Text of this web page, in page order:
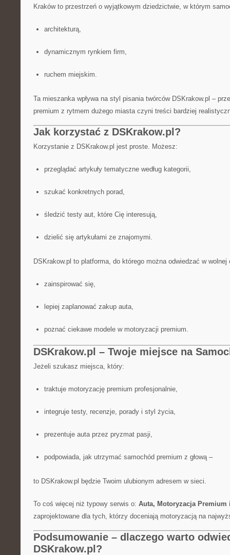
Kraków to przestrzeń o wyjątkowym dziedzictwie, w którym
architekturą,
dynamicznym rynkiem firm,
ruchem miejskim.
Ta mieszanka wpływa na styl pisania twórców DSKrakow.pl –
premium z rytmem dużego miasta czyni treści bardziej
Jak korzystać z DSKrakow.pl?
Korzystanie z DSKrakow.pl jest proste. Możesz:
przeglądać artykuły tematyczne według kategorii,
szukać konkretnych porad,
śledzić testy aut, które Cię interesują,
dzielić się artykułami ze znajomymi.
DSKrakow.pl to platforma, do którego można odwiedzać w wolnej
zainspirować się,
lepiej zaplanować zakup auta,
poznać ciekawe modele w motoryzacji premium.
DSKrakow.pl – Twoje miejsce na
Jeżeli szukasz miejsca, który:
traktuje motoryzację premium profesjonalnie,
integruje testy, recenzje, porady i styl życia,
prezentuje auta przez pryzmat pasji,
podpowiada, jak utrzymać samochód premium z głową –
to DSKrakow.pl będzie Twoim ulubionym adresem w sieci.
To coś więcej niż typowy serwis o: Auta, Motoryzacja Premium
zaprojektowane dla tych, którzy doceniają motoryzacją na
Podsumowanie – dlaczego warto
DSKrakow.pl?